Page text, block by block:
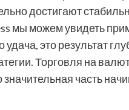
достигают
мы можем увидеть
это результат
Торговля на
часть